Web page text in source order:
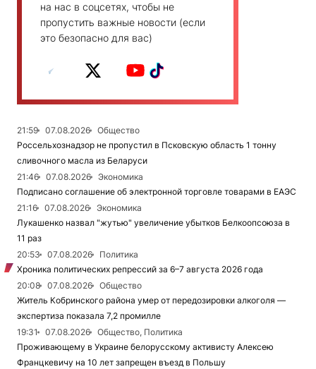
на нас в соцсетях, чтобы не
пропустить важные новости (если
это безопасно для вас)
21:59 07.08.2026
Общество
Россельхознадзор не пропустил в Псковскую область 1 тонну
сливочного масла из Беларуси
21:46
07.08.2026
Экономика
Подписано соглашение об электронной торговле товарами в ЕАЭС
21:16
07.08.2026
Экономика
Лукашенко назвал "жутью" увеличение убытков Белкоопсоюза в
11 раз
20:53
07.08.2026
Политика
Хроника политических репрессий за 6–7 августа 2026 года
20:08
07.08.2026
Общество
Житель Кобринского района умер от передозировки алкоголя —
экспертиза показала 7,2 промилле
19:31
07.08.2026
Общество, Политика
Проживающему в Украине белорусскому активисту Алексею
Францкевичу на 10 лет запрещен въезд в Польшу